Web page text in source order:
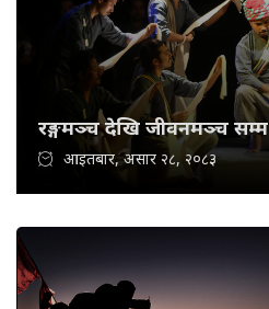
रङ्गमञ्च देखि जीवनमञ्च सम्म
आइतबार, असार २८, २०८३